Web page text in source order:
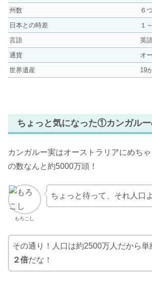
州数
６
日本との時差
１
言語
英
通貨
オ
世界遺産
19
ちょっと気になった①カンガル
カンガルー実はオーストラリアにめち
の数なんと約5000万頭！
もろこし
ちょっと待って、それ人口
その通り！人口は約2500万人だから単
２倍だな！